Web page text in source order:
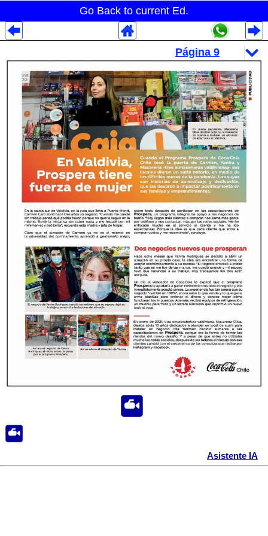
Go Back to current Ed.
Asistente IA
Despliegues Analytics
Despliegues Totales
Despliegues por Rubros